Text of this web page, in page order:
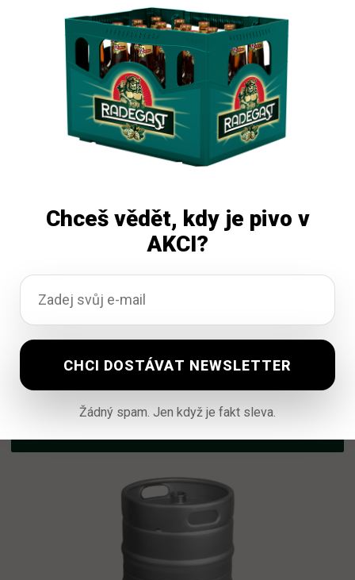
489,15Kčvč. DPH
Přidat do košíku
Vyprodáno
2 210,62Kč
Chceš vědět, kdy je pivo v
AKCI?
Žádný spam. Jen když je fakt sleva.